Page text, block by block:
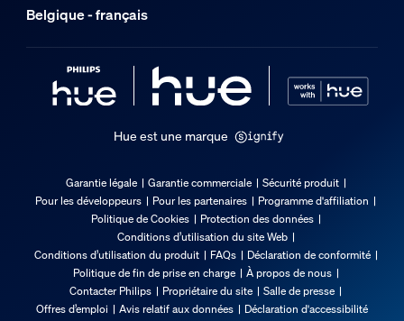
Belgique - français
Hue est une marque
Garantie légale Garantie commerciale
Sécurité produit
Pour les développeurs
Pour les partenaires
Programme d'affiliation
Politique de Cookies
Protection des données
Conditions d’utilisation du site Web
Conditions d’utilisation du produit
FAQs
Déclaration de conformité
Politique de fin de prise en charge
À propos de nous
Contacter Philips
Propriétaire du site
Salle de presse
Offres d’emploi
Avis relatif aux données Déclaration d'accessibilité